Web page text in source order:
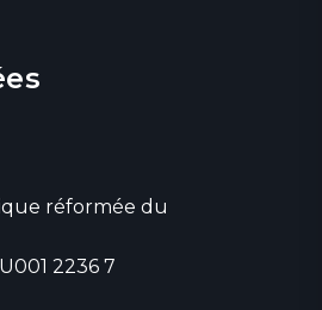
réformée du
2236 7